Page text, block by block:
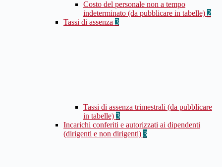
Costo del personale non a tempo
indeterminato (da pubblicare in tabelle) 2
Tassi di assenza 3
Tassi di assenza trimestrali (da pubblicare
in tabelle) 3
Incarichi conferiti e autorizzati ai dipendenti
(dirigenti e non dirigenti) 3